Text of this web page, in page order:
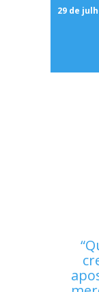
29 de